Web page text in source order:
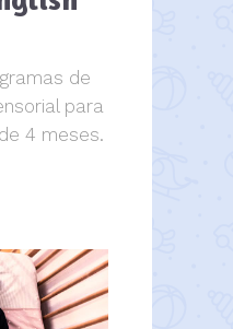
de
para
4 meses.